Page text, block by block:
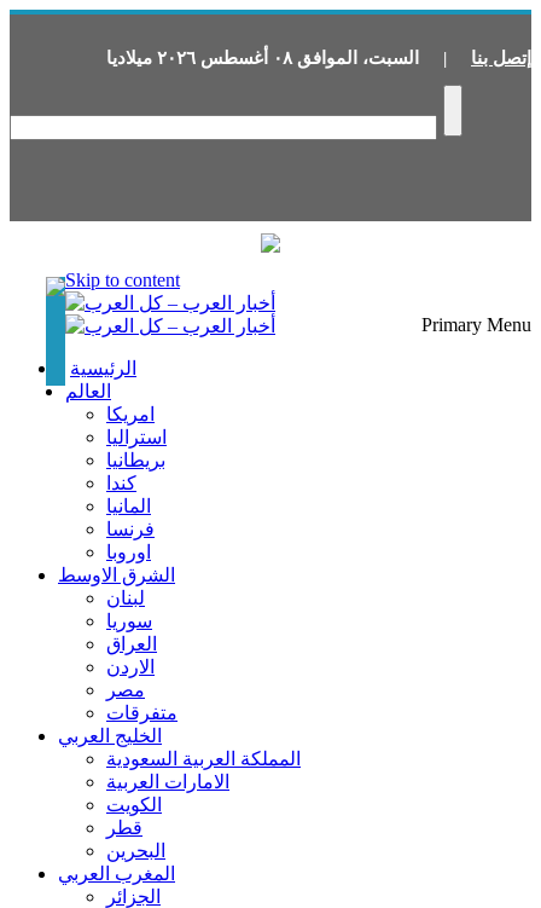
إتصل بنا | السبت، الموافق ٠٨ أغسطس ٢٠٢٦ ميلاديا
Skip to content
Primary Menu
الرئيسية
العالم
امريكا
استراليا
بريطانيا
كندا
المانيا
فرنسا
اوروبا
الشرق الاوسط
لبنان
سوريا
العراق
الاردن
مصر
متفرقات
الخليج العربي
المملكة العربية السعودية
الامارات العربية
الكويت
قطر
البحرين
المغرب العربي
الجزائر